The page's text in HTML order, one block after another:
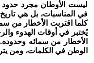
ليست الأوطان مجرد حدود
في المناسبات، بل هي
كلما اقتربت الأخطار من
يُختبر في أوقات الهدوء
الأخطار من سمائه
الوطن في الكلمات، ومن